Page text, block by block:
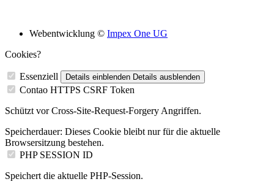
Webentwicklung © Impex One UG
Cookies?
Essenziell Details einblenden Details ausblenden
Contao HTTPS CSRF Token
Schützt vor Cross-Site-Request-Forgery Angriffen.
Speicherdauer: Dieses Cookie bleibt nur für die aktuelle
Browsersitzung bestehen.
PHP SESSION ID
Speichert die aktuelle PHP-Session.